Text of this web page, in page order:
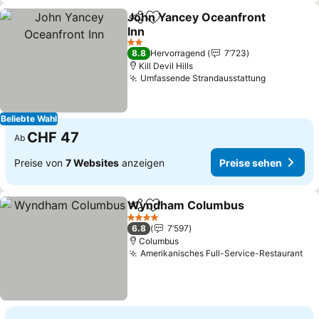
Beliebte Wahl
TeilenZu Favoriten hinzufügen
John Yancey Oceanfront
Inn
Preise sehen
2 Sterne
8.8 Hervorragend
7’723
Kill Devil Hills
Umfassende StrandausstattungPreise
Ab CHF 47
Preise von 7 Websites anzeigen Preise sehen
TeilenZu Favoriten hinzufügen
Wyndham Columbus
4 Sterne
6.8
7’597
Columbus
Amerikanisches Full-Service-Restaurant